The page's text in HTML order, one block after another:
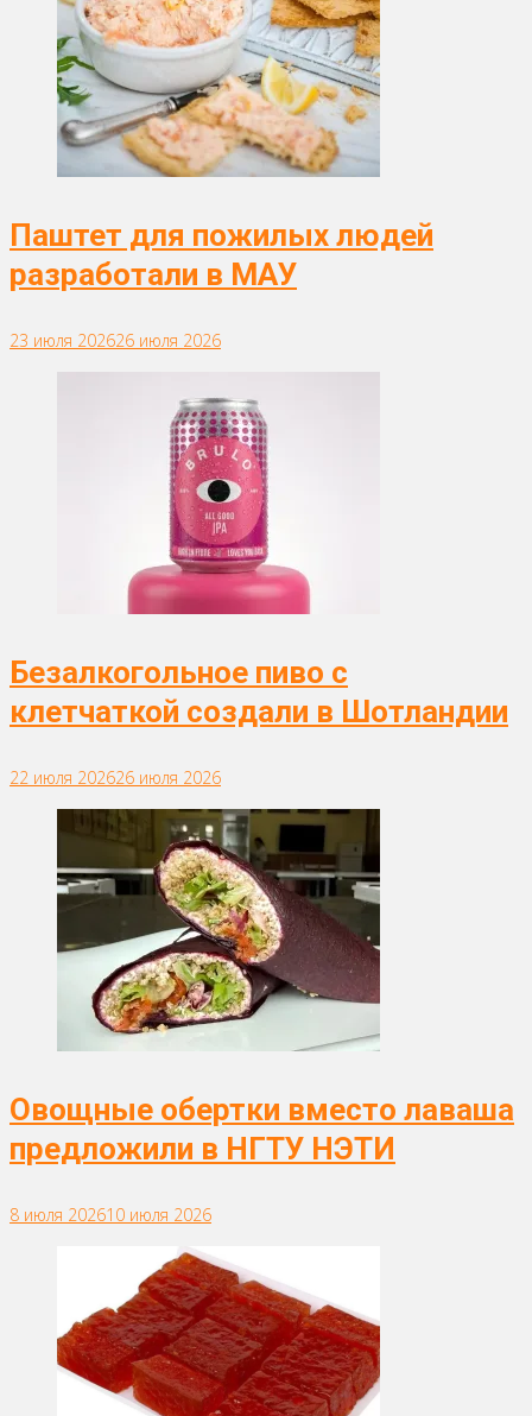
Паштет для пожилых людей
разработали в МАУ
23 июля 202626 июля 2026
Безалкогольное пиво с
клетчаткой создали в Шотландии
22 июля 202626 июля 2026
Овощные обертки вместо лаваша
предложили в НГТУ НЭТИ
8 июля 202610 июля 2026